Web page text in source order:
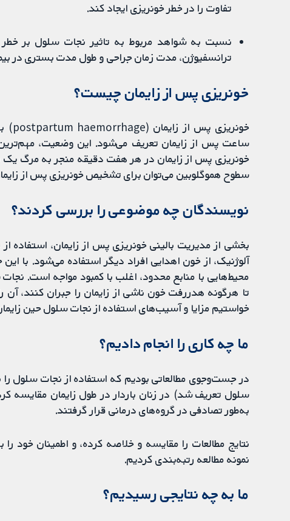
تفاوت را در خطر خونریزی ایجاد کند.
نسبت به شواهد مربوط به تاثیر نجات سلول بر خطر
ترانسفیوژن، مدت زمان جراحی و طول مدت بستری در
خونریزی پس از زایمان چیست؟
ساعت پس از زایمان تعریف می‌شود. این وضعیت،
خونریزی پس از زایمان در هر هفت دقیقه منجر به مرگ‌
سطوح هموگلوبین می‌توان برای تشخیص خونریزی پس از
نویسندگان چه موضوعی را بررسی کردند؟
آلوژنیک، از خون اهدایی افراد دیگر استفاده می‌شود. با
محیط‌هایی با منابع محدود، اغلب با کمبود مواجه است.
تا هرگونه هدررفت خون ناشی از زایمان را جبران کنند، آن
خواستیم مزایا و آسیب‌های استفاده از نجات سلول حین
ما چه کاری را انجام دادیم؟
در جست‌وجوی مطالعاتی بودیم که استفاده از نجات سلول
سلول تعریف شد) در زنان باردار در طول زایمان مقایسه
به‌طور تصادفی در گروه‌های درمانی قرار گرفتند.
نتایج مطالعات را مقایسه و خلاصه کرده، و اطمینان
نمونه مطالعه رتبه‌بندی کردیم.
ما به چه نتایجی رسیدیم؟